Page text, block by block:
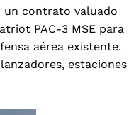
un contrato valuado
PAC-3 MSE para
aérea existente.
estaciones